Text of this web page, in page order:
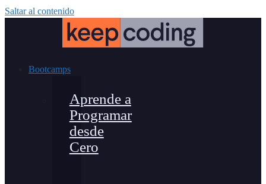
Saltar al contenido
Bootcamps
Aprende a
Programar
desde
Cero